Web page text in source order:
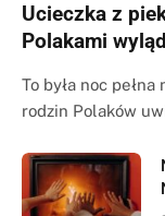
Ucieczka z
Polakami
To była noc
rodzin Polaków